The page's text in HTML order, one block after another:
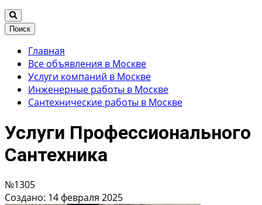
Поиск
Главная
Все объявления в Москве
Услуги компаний в Москве
Инженерные работы в Москве
Сантехнические работы в Москве
Услуги Профессионального
Сантехника
№1305
Создано: 14 февраля 2025